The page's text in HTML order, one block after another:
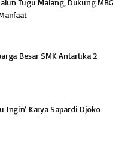
Tugu Malang, Dukung MBG
Besar SMK Antartika 2
Ingin’ Karya Sapardi Djoko